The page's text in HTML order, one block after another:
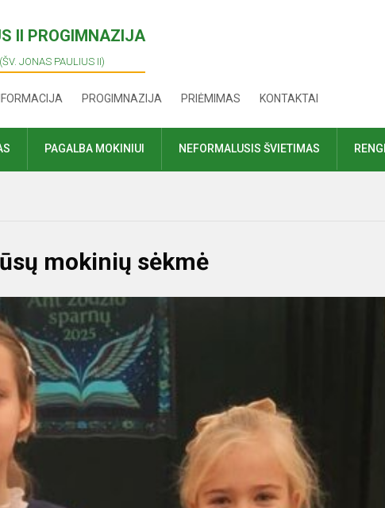
II PROGIMNAZIJA
JONAS PAULIUS II)
PROGIMNAZIJA PRIĖMIMAS KONTAKTAI
PAGALBA MOKINIUI NEFORMALUSIS ŠVIETIMAS
mokinių sėkmė